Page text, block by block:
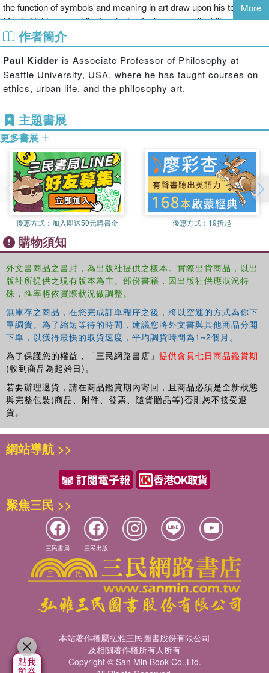
the function of symbols and meaning in art draw upon his teacher,
Martin Heidegger, while developing further the applicability of
Heideggerian thinking. His theory of interpretation, or "philosophical
hermeneutics" offers profound ways to understand the influence of
the past upon the present, and to appropriate the past in ever new
forms. Gadamer's sensitivity to the way that theory arises out of
practice and must maintain its relevance to practice gives his
architectural theorists, architectural historians, and undergraduate
and postgraduate students of architecture, Gadamer's thinking
opens a world of possibilities for understanding how building today
can be rich with human meaning, relating to architecture's history in
an insightful manner that does not merely repeat nor merely
repudiate that history"--
More
作者簡介
Paul Kidder is Associate Professor of Philosophy at
Seattle University, USA, where he has taught courses on
ethics, urban life, and the philosophy art.
主題書展
更多書展
優惠方式： 加入即送50元購書金 優惠方式： 19折起
購物須知
外文書商品之書封，為出版社提供之樣本。實際出貨商品，以出
版社所提供之現有版本為主。部份書籍，因出版社供應狀況特
殊，匯率將依實際狀況做調整。
無庫存之商品，在您完成訂單程序之後，將以空運的方式為你下
單調貨。為了縮短等待的時間，建議您將外文書與其他商品分開
下單，以獲得最快的取貨速度，平均調貨時間為1~2個月。
為了保護您的權益，「三民網路書店」 提供會員七日商品鑑賞期
(收到商品為起始日)。
若要辦理退貨，請在商品鑑賞期內寄回，且商品必須是全新狀態
與完整包裝(商品、附件、發票、隨貨贈品等)否則恕不接受退
貨。
網站導航 >>
聚焦三民 >>
三民書局 三民出版
本站著作權屬弘雅三民圖書股份有限公司
及相關著作權所有人所有
Copyright © San Min Book Co.,Ltd.